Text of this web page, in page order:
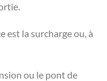
est la surcharge ou, à
ou le pont de